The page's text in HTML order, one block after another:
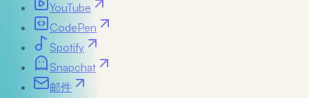
YouTube
CodePen
Spotify
Snapchat
邮件